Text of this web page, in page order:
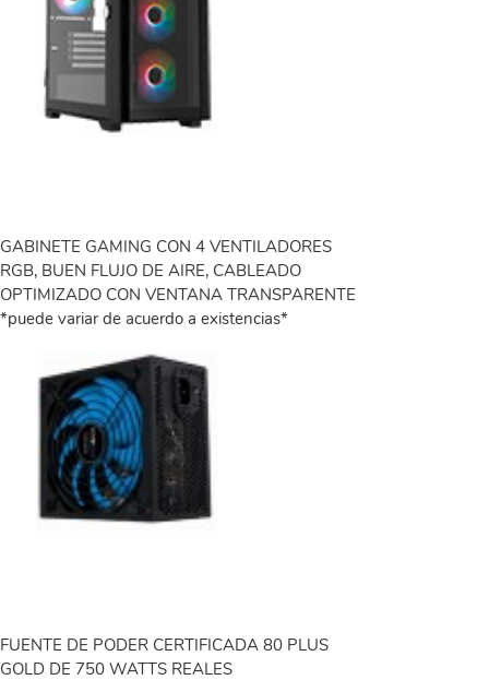
GABINETE GAMING CON 4 VENTILADORES
RGB, BUEN FLUJO DE AIRE, CABLEADO
OPTIMIZADO CON VENTANA TRANSPARENTE
*puede variar de acuerdo a existencias*
FUENTE DE PODER CERTIFICADA 80 PLUS
GOLD DE 750 WATTS REALES